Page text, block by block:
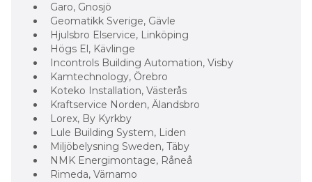
Garo, Gnosjö
Geomatikk Sverige, Gävle
Hjulsbro Elservice, Linköping
Högs El, Kävlinge
Incontrols Building Automation, Visby
Kamtechnology, Örebro
Koteko Installation, Västerås
Kraftservice Norden, Älandsbro
Lorex, By Kyrkby
Lule Building System, Liden
Miljöbelysning Sweden, Täby
NMK Energimontage, Råneå
Rimeda, Värnamo